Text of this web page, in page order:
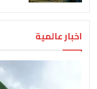
اخبار عالمية